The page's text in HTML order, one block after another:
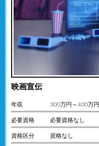
映画宣伝
年収 300万円～400万円
必要資格 必要資格なし
資格区分 資格なし